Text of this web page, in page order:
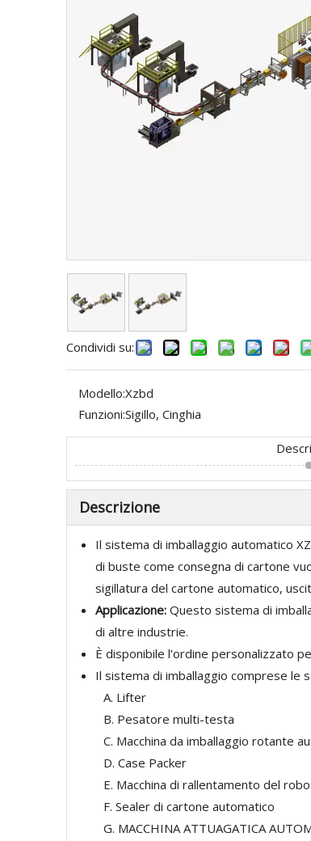
Condividi su:
Modello:Xzbd
Funzioni:Sigillo, Cinghia
Descrizione
Il sistema di imballaggio automatico
di buste come consegna di cartone
sigillatura del cartone automatico,
Applicazione: Questo sistema di
di altre industrie.
È disponibile l'ordine personalizzato
Il sistema di imballaggio comprese le
A. Lifter
B. Pesatore multi-testa
C. Macchina da imballaggio rotante
D. Case Packer
E. Macchina di rallentamento del
F. Sealer di cartone automatico
G. MACCHINA ATTUAGATICA